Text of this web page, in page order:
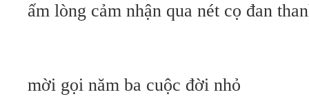
ấm lòng cảm nhận qua nét cọ đan
mời gọi năm ba cuộc đời nhỏ